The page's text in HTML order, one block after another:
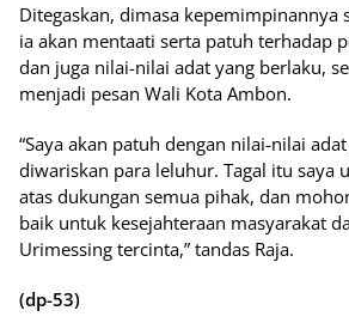
Ditegaskan, dimasa kepemimpinannya
ia akan mentaati serta patuh terhadap
dan juga nilai-nilai adat yang berlaku,
menjadi pesan Wali Kota Ambon.
“Saya akan patuh dengan nilai-nilai
diwariskan para leluhur. Tagal itu saya
atas dukungan semua pihak, dan
baik untuk kesejahteraan masyarakat
Urimessing tercinta,” tandas Raja.
(dp-53)